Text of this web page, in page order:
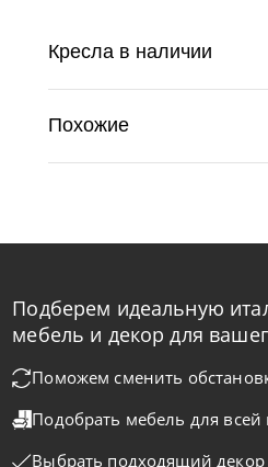
-40%
Nicolettihome
На заказ 45-90 дн
Кресла в наличии
Похожие
Подберем идеальную
мебель и декор для
Поможем сменить
Подобрать мебель для всей
Выбрать подходящий декор